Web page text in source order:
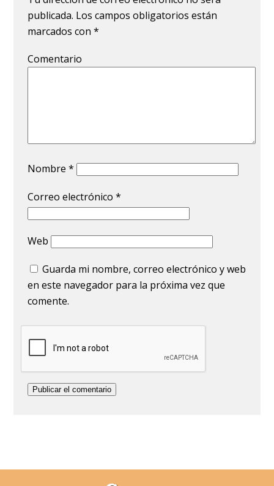
publicada. Los campos obligatorios están
marcados con*
Comentario
Nombre*
Correo electrónico*
Web
Guarda mi nombre, correo electrónico y web
en este navegador para la próxima vez que
comente.